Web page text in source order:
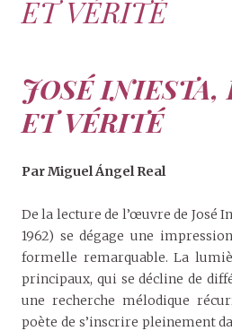
ET VÉRITÉ
JOSÉ INIESTA,
ET VÉRITÉ
Par MiguelÁngel Real
De la lecture de l’œuvre de José
1962) se dégage une
formelle remarquable. La
principaux, qui se décline de
une recherche mélodique
poète de s’inscrire pleinement